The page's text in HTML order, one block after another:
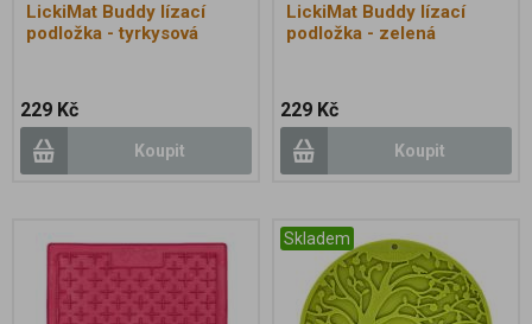
LickiMat Buddy lízací
podložka - tyrkysová
229 Kč
Koupit
LickiMat Buddy lízací
podložka - zelená
229 Kč
Koupit
Skladem